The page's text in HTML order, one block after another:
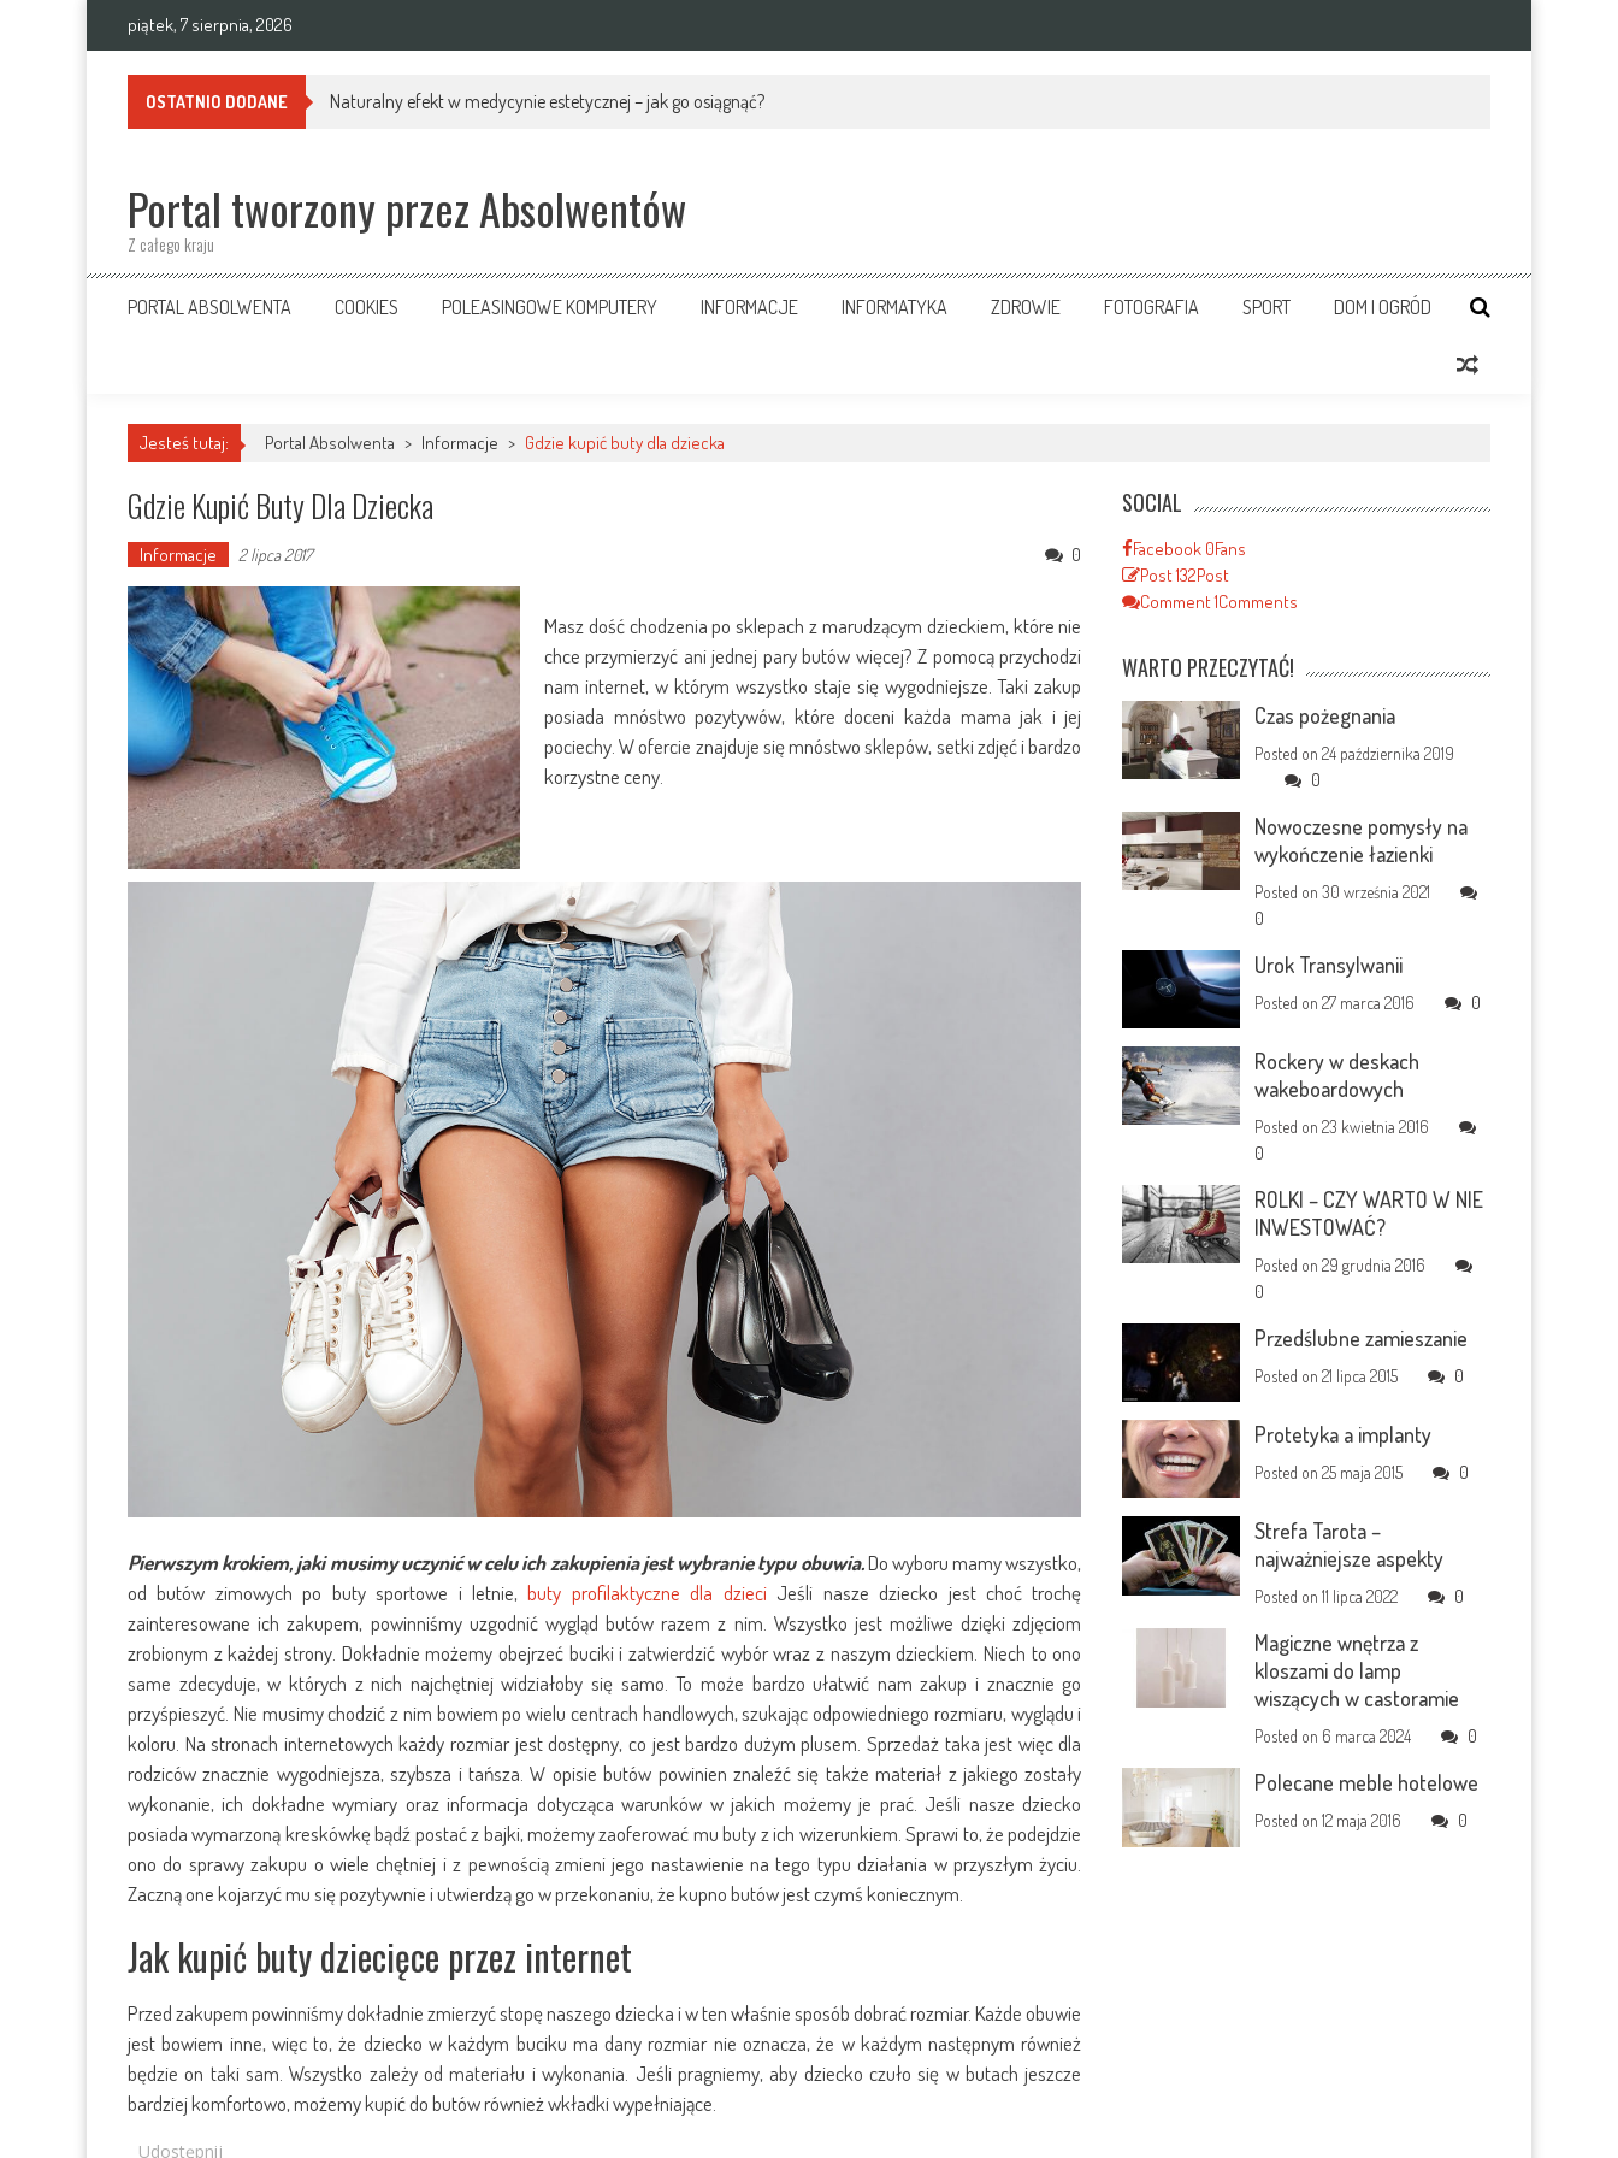
piątek, 7 sierpnia, 2026
OSTATNIO DODANE Naturalny efekt w medycynie estetycznej – jak go osiągnąć?
Portal tworzony przez Absolwentów
Z całego kraju
PORTAL ABSOLWENTA COOKIES POLEASINGOWE KOMPUTERY INFORMACJE INFORMATYKA ZDROWIE FOTOGRAFIA SPORT DOM I OGRÓD
Jesteś tutaj: Portal Absolwenta > Informacje > Gdzie kupić buty dla dziecka
Gdzie Kupić Buty Dla Dziecka
Informacje 2 lipca 2017 0
Masz dość chodzenia po sklepach z marudzącym dzieckiem, które nie
chce przymierzyć ani jednej pary butów więcej? Z pomocą przychodzi
nam internet, w którym wszystko staje się wygodniejsze. Taki zakup
posiada mnóstwo pozytywów, które doceni każda mama jak i jej
pociechy. W ofercie znajduje się mnóstwo sklepów, setki zdjęć i bardzo
korzystne ceny.
Pierwszym krokiem, jaki musimy uczynić w celu ich zakupienia jest wybranie typu obuwia.Do wyboru mamy wszystko,
od butów zimowych po buty sportowe i letnie,buty profilaktyczne dla dzieciJeśli nasze dziecko jest choć trochę
zainteresowane ich zakupem, powinniśmy uzgodnić wygląd butów razem z nim. Wszystko jest możliwe dzięki zdjęciom
zrobionym z każdej strony. Dokładnie możemy obejrzeć buciki i zatwierdzić wybór wraz z naszym dzieckiem. Niech to ono
same zdecyduje, w których z nich najchętniej widziałoby się samo. To może bardzo ułatwić nam zakup i znacznie go
przyśpieszyć. Nie musimy chodzić z nim bowiem po wielu centrach handlowych, szukając odpowiedniego rozmiaru, wyglądu i
koloru. Na stronach internetowych każdy rozmiar jest dostępny, co jest bardzo dużym plusem. Sprzedaż taka jest więc dla
rodziców znacznie wygodniejsza, szybsza i tańsza. W opisie butów powinien znaleźć się także materiał z jakiego zostały
wykonanie, ich dokładne wymiary oraz informacja dotycząca warunków w jakich możemy je prać. Jeśli nasze dziecko
posiada wymarzoną kreskówkę bądź postać z bajki, możemy zaoferować mu buty z ich wizerunkiem. Sprawi to, że podejdzie
ono do sprawy zakupu o wiele chętniej i z pewnością zmieni jego nastawienie na tego typu działania w przyszłym życiu.
Zaczną one kojarzyć mu się pozytywnie i utwierdzą go w przekonaniu, że kupno butów jest czymś koniecznym.
Jak kupić buty dziecięce przez internet
Przed zakupem powinniśmy dokładnie zmierzyć stopę naszego dziecka i w ten właśnie sposób dobrać rozmiar. Każde obuwie
jest bowiem inne, więc to, że dziecko w każdym buciku ma dany rozmiar nie oznacza, że w każdym następnym również
będzie on taki sam. Wszystko zależy od materiału i wykonania. Jeśli pragniemy, aby dziecko czuło się w butach jeszcze
bardziej komfortowo, możemy kupić do butów również wkładki wypełniające.
Udostępnij
SOCIAL
Facebook 0Fans
Post132Post
Comment1Comments
WARTO PRZECZYTAĆ!
Czas pożegnania
Posted on24 października 2019
0
Nowoczesne pomysły na
wykończenie łazienki
Posted on30 września 2021
0
Urok Transylwanii
Posted on27 marca 2016 0
Rockery w deskach
wakeboardowych
Posted on23 kwietnia 2016
0
ROLKI – CZY WARTO W NIE
INWESTOWAĆ?
Posted on29 grudnia 2016
0
Przedślubne zamieszanie
Posted on21 lipca 2015 0
Protetyka a implanty
Posted on25 maja 2015 0
Strefa Tarota –
najważniejsze aspekty
Posted on11 lipca 2022 0
Magiczne wnętrza z
kloszami do lamp
wiszących w castoramie
Posted on 6 marca 2024 0
Polecane meble hotelowe
Posted on12 maja 2016 0